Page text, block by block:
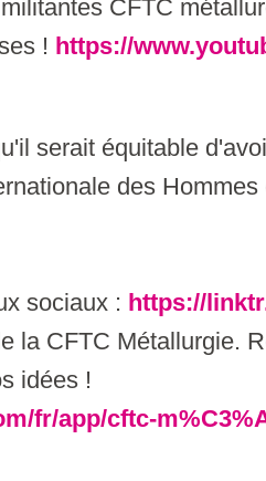
CFTC
! https://
serait équitable
des
sociaux : https://
la CFTC Métallurgie.
idées !
fr/app/cftc-